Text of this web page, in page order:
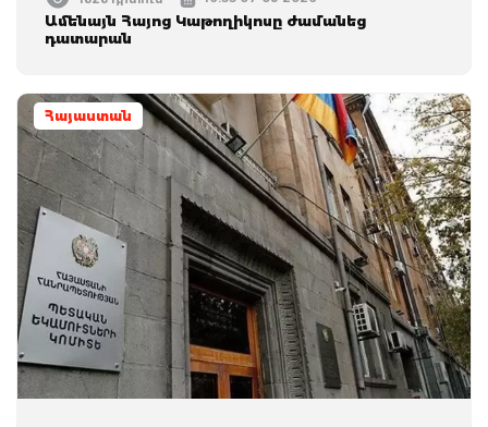
Ամենայն Հայոց Կաթողիկոսը ժամանեց
դատարան
Հայաստան